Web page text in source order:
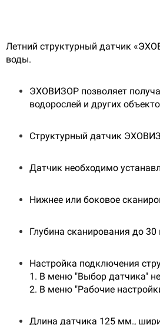
Летний структурный датчик
воды.
ЭХОВИЗОР позволяет
водорослей и других
Структурный датчик
Датчик необходимо
Нижнее или боковое
Глубина сканирования до 30
Настройка подключения
1. В меню "Выбор датчика"
2. В меню "Рабочие
Длина датчика 125 мм.,